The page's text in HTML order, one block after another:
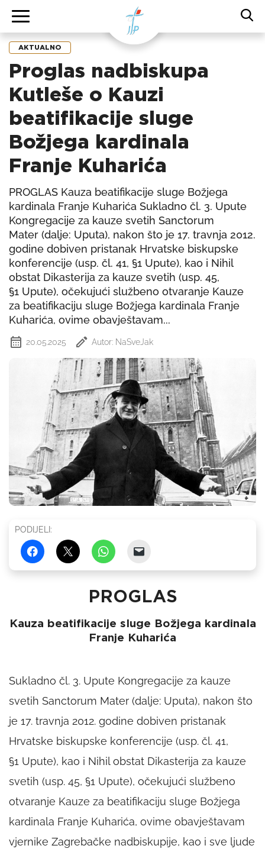
AKTUALNO
Proglas nadbiskupa
Kutleše o Kauzi
beatifikacije sluge
Božjega kardinala
Franje Kuharića
PROGLAS Kauza beatifikacije sluge Božjega
kardinala Franje Kuharića Sukladno čl. 3. Upute
Kongregacije za kauze svetih Sanctorum
Mater (dalje: Uputa), nakon što je 17. travnja 2012.
godine dobiven pristanak Hrvatske biskupske
konferencije (usp. čl. 41, §1 Upute), kao i Nihil
obstat Dikasterija za kauze svetih (usp. 45,
§1 Upute), očekujući službeno otvaranje Kauze
za beatifikaciju sluge Božjega kardinala Franje
Kuharića, ovime obavještavam...
20.05.2025 Autor: NaSveJak
PODIJELI:
PROGLAS
Kauza beatifikacije sluge Božjega kardinala
Franje Kuharića
Sukladno čl. 3. Upute Kongregacije za kauze
svetih Sanctorum Mater (dalje: Uputa), nakon što
je 17. travnja 2012. godine dobiven pristanak
Hrvatske biskupske konferencije (usp. čl. 41,
§1 Upute), kao i Nihil obstat Dikasterija za kauze
svetih (usp. 45, §1 Upute), očekujući službeno
otvaranje Kauze za beatifikaciju sluge Božjega
kardinala Franje Kuharića, ovime obavještavam
vjernike Zagrebačke nadbiskupije, kao i sve ljude